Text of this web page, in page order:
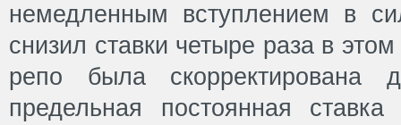
немедленным вступлением в
снизил ставки четыре раза в
репо была
предельная постоянная